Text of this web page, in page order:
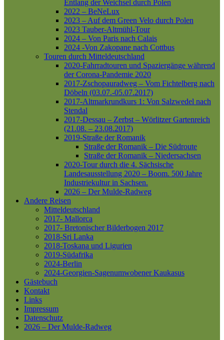
Entlang der Weichsel durch Polen
2022 – BeNeLux
2023 – Auf dem Green Velo durch Polen
2023 Tauber-Altmühl-Tour
2024 – Von Paris nach Calais
2024 -Von Zakopane nach Cottbus
Touren durch Mitteldeutschland
2020-Fahrradtouren und Spaziergänge während
der Corona-Pandemie 2020
2017-Zschopauradweg – Vom Fichtelberg nach
Döbeln (03.07.-05.07.2017)
2017-Altmarkrundkurs 1: Von Salzwedel nach
Stendal
2017-Dessau – Zerbst – Wörlitzer Gartenreich
(21.08. – 23.08.2017)
2019-Straße der Romanik
Straße der Romanik – Die Südroute
Straße der Romanik – Niedersachsen
2020-Tour durch die 4. Sächsische
Landesausstellung 2020 – Boom. 500 Jahre
Industriekultur in Sachsen.
2026 – Der Mulde-Radweg
Andere Reisen
Mitteldeutschland
2017- Mallorca
2017- Bretonischer Bilderbogen 2017
2018-Sri Lanka
2018-Toskana und Ligurien
2019-Südafrika
2024-Berlin
2024-Georgien-Sagenumwobener Kaukasus
Gästebuch
Kontakt
Links
Impressum
Datenschutz
2026 – Der Mulde-Radweg